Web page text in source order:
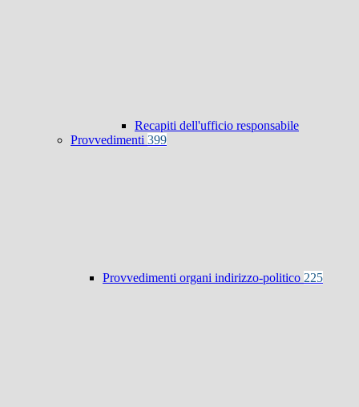
Recapiti dell'ufficio responsabile
Provvedimenti 399
Provvedimenti organi indirizzo-politico 225